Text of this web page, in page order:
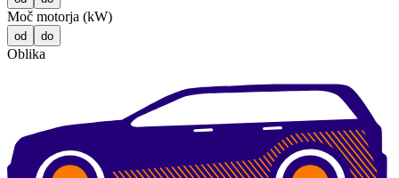
Moč motorja (kW)
od do
Oblika